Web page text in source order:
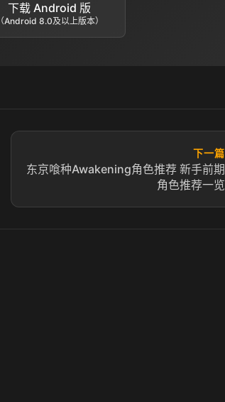
下载 Android 版
（Android 8.0及以上版本）
下一篇
东京喰种Awakening角色推荐 新手前期
角色推荐一览